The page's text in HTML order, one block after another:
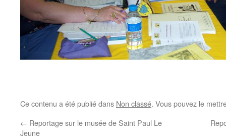
Ce contenu a été publié dans Non classé. Vous pouvez le
← Reportage sur le musée de Saint Paul Le
Jeune